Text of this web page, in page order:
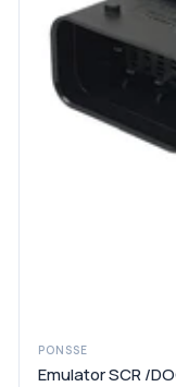
PONSSE
Emulator SCR /